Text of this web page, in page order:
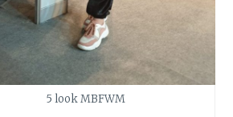
5 look MBFWM